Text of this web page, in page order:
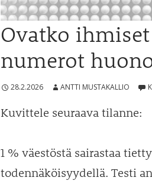
Ovatko
numerot
28.2.2026 ANTTI MUSTAKALLIO
Kuvittele seuraava tilanne:
1 % väestöstä sairastaa
todennäköisyydellä. Testi